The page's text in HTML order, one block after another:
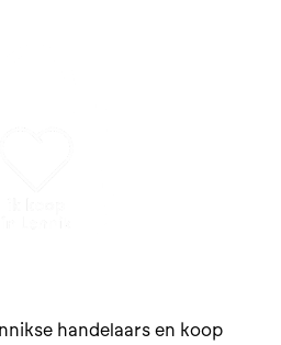
handelaars en koop